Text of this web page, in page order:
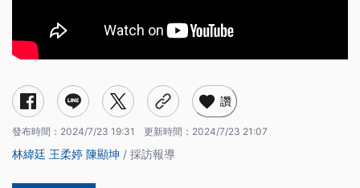
讚
發布時間： 2024/7/23 19:31 更新時間： 2024/7/23 21:07
林緯廷 王柔婷 陳顯坤 / 採訪報導